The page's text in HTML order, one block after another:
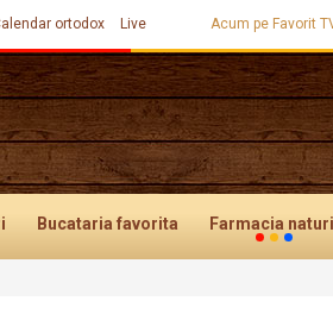
ortodox Live Acum pe Favorit
Bucataria favorita Farmacia